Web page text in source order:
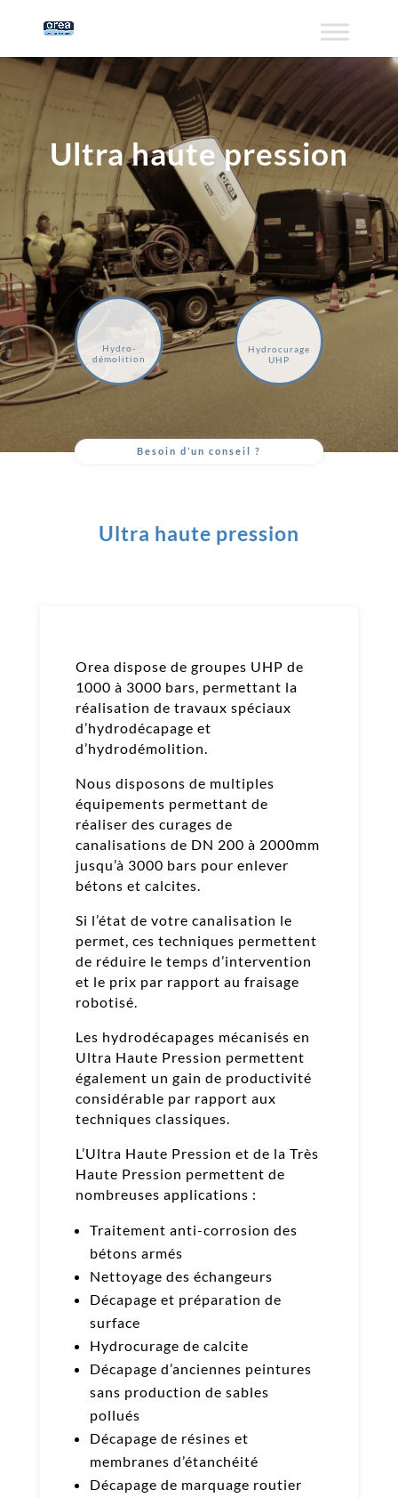
Ultra haute pression
Hydro-
démolition
Hydrocurage
UHP
Besoin d’un conseil ?
Ultra haute pression
Orea dispose de groupes UHP de
1000 à 3000 bars, permettant la
réalisation de travaux spéciaux
d’hydrodécapage et
d’hydrodémolition.
Nous disposons de multiples
équipements permettant de
réaliser des curages de
canalisations de DN 200 à 2000mm
jusqu’à 3000 bars pour enlever
bétons et calcites.
Si l’état de votre canalisation le
permet, ces techniques permettent
de réduire le temps d’intervention
et le prix par rapport au fraisage
robotisé.
Les hydrodécapages mécanisés en
Ultra Haute Pression permettent
également un gain de productivité
considérable par rapport aux
techniques classiques.
L’Ultra Haute Pression et de la Très
Haute Pression permettent de
nombreuses applications :
Traitement anti-corrosion des
bétons armés
Nettoyage des échangeurs
Décapage et préparation de
surface
Hydrocurage de calcite
Décapage d’anciennes peintures
sans production de sables
pollués
Décapage de résines et
membranes d’étanchéité
Décapage de marquage routier